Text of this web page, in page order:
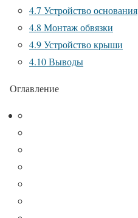
4.7 Устройство основания
4.8 Монтаж обвязки
4.9Устройство крыши
4.10Выводы
Оглавление